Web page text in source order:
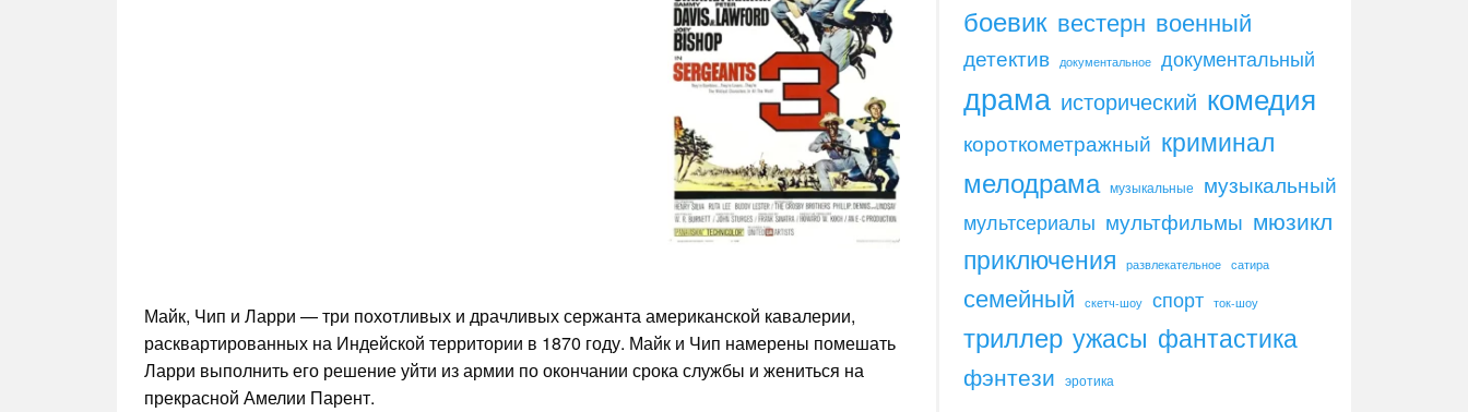
Майк, Чип и Ларри — три похотливых и драчливых сержанта американской кавалерии,
расквартированных на Индейской территории в 1870 году. Майк и Чип намерены помешать
Ларри выполнить его решение уйти из армии по окончании срока службы и жениться на
прекрасной Амелии Парент.
боевик вестерн военный
детектив документальное документальный
драма исторический комедия
короткометражный криминал
мелодрама музыкальные музыкальный
мультсериалы мультфильмы мюзикл
приключения развлекательное сатира
семейный скетч-шоу спорт ток-шоу
триллер ужасы фантастика
фэнтези эротика